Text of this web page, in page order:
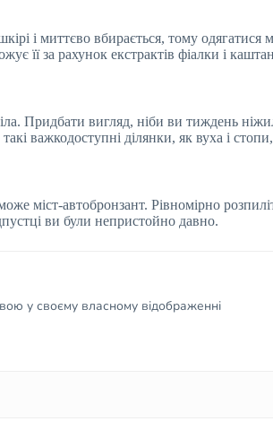
і миттєво вбирається, тому
її за рахунок екстрактів фіалки і
Придбати вигляд, ніби ви тиждень
важкодоступні ділянки, як вуха і стопи,
міст-автобронзант. Рівномірно
ви були непристойно давно.
у своєму власному відображенні